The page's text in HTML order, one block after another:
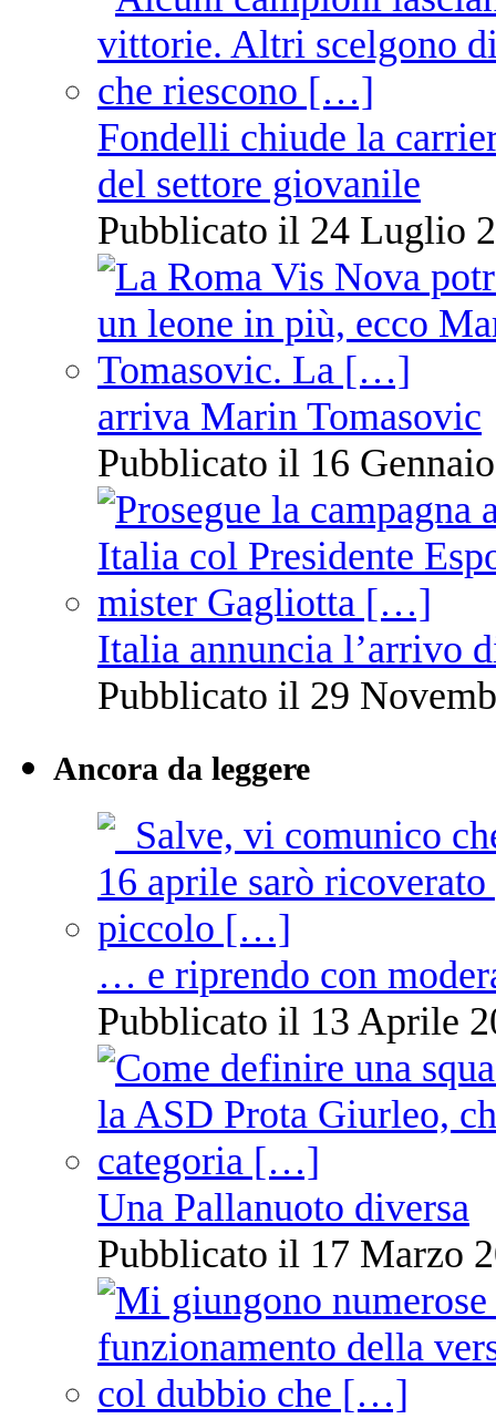
Fondelli chiude la
del settore giovanile
Pubblicato il 24 Luglio
arriva Marin Tomasovic
Pubblicato il 16
Italia annuncia l’arrivo
Pubblicato il 29
Ancora da leggere
… e riprendo con
Pubblicato il 13 Aprile
Una Pallanuoto diversa
Pubblicato il 17 Marzo